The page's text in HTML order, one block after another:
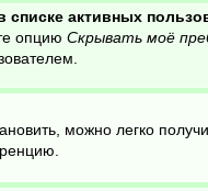
списке активных
опцию Скрывать моё
можно легко